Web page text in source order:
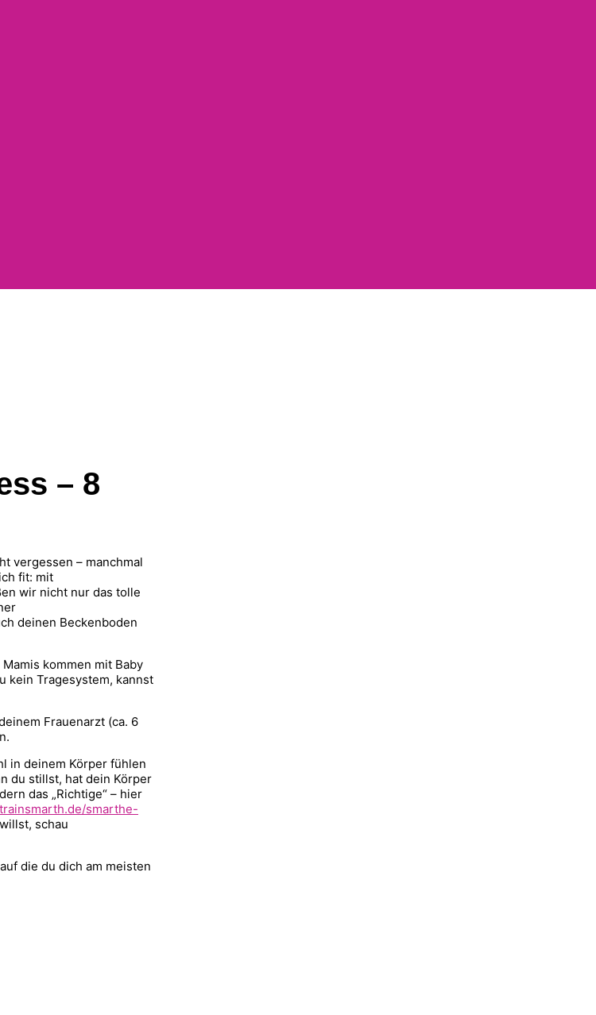
– 8
vergessen – manchmal
fit: mit
wir nicht nur das tolle
deinen Beckenboden
kommen mit Baby
kein Tragesystem, kannst
Frauenarzt (ca. 6
in deinem Körper fühlen
du stillst, hat dein Körper
das „Richtige“ – hier
smarthe-
schau
die du dich am meisten